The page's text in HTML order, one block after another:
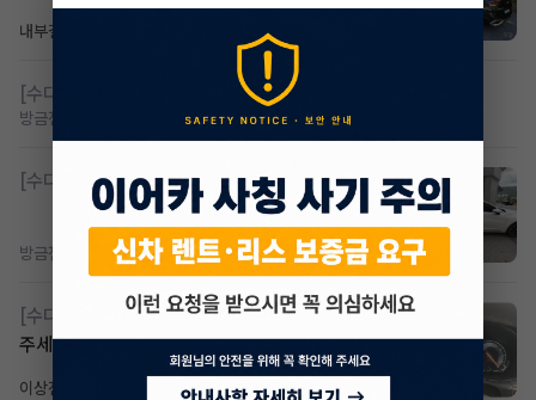
내부결재
[수다방] 저신용 무심사 or 신차 렌트 찾으시는분!!
방금전
[수다방] K8 하이브리드 (풀옵션) 758,780원
방금전 조회 365댓글 2
[수다방]
Gv70 승계자분 구합니다 지원금 협의연락
주세요
이상진 댓글 1